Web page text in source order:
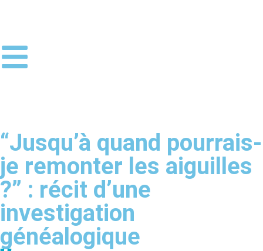
“Jusqu’à quand pourrais-
je remonter les aiguilles
?” : récit d’une
investigation
généalogique